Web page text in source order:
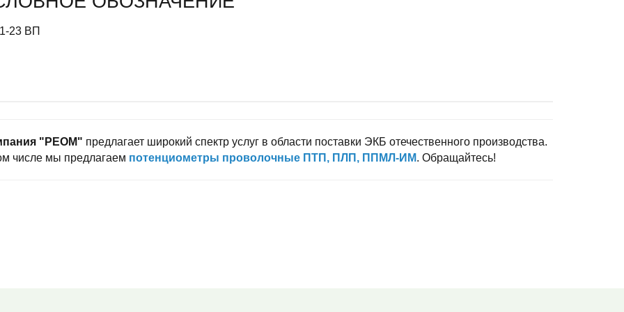
"РЕОМ" предлагает широкий спектр услуг в области поставки ЭКБ отечественного производства.
числе мы предлагаем потенциометры проволочные ПТП, ПЛП, ППМЛ-ИМ. Обращайтесь!